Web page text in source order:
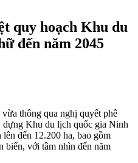
quy hoạch Khu du
đến năm 2045
thông qua nghị quyết phê
dựng Khu du lịch quốc gia Ninh
đến 12.200 ha, bao gồm
biển, với tầm nhìn đến năm